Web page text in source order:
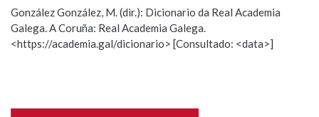
BUSCAR NO CONTIDO
Nas definicións
Nome
González González, M. (dir.): Dicionario da Real Academia
Galega. A Coruña: Real Academia Galega.
<https://academia.gal/dicionario> [Consultado: <data>]